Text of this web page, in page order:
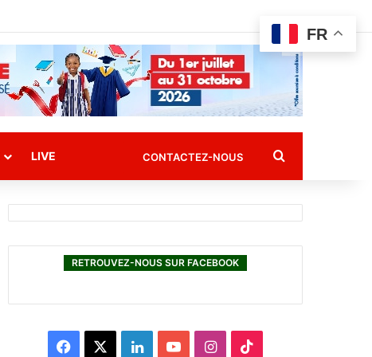
LIVE CONTACTEZ-NOUS Rechercher
RETROUVEZ-NOUS SUR FACEBOOK
L
I
FR